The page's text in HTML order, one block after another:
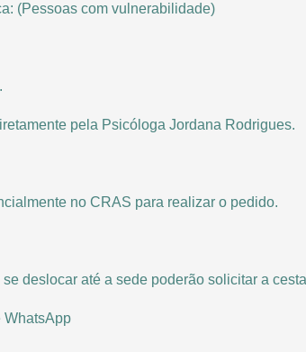
(Pessoas com vulnerabilidade)
pela Psicóloga Jordana Rodrigues.
no CRAS para realizar o pedido.
deslocar até a sede poderão solicitar a
WhatsApp